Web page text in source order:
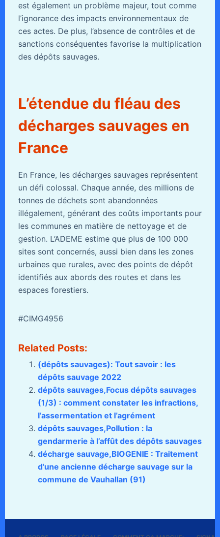
est également un problème majeur, tout comme
l’ignorance des impacts environnementaux de
ces actes. De plus, l’absence de contrôles et de
sanctions conséquentes favorise la multiplication
des dépôts sauvages.
L’étendue du fléau des
décharges sauvages en
France
En France, les décharges sauvages représentent
un défi colossal. Chaque année, des millions de
tonnes de déchets sont abandonnées
illégalement, générant des coûts importants pour
les communes en matière de nettoyage et de
gestion. L’ADEME estime que plus de 100 000
sites sont concernés, aussi bien dans les zones
urbaines que rurales, avec des points de dépôt
identifiés aux abords des routes et dans les
espaces forestiers.
#CIMG4956
Related Posts:
(dépôts sauvages): Tout savoir : les
dépôts sauvage 2022
dépôts sauvages,Focus dépôts sauvages
(1/3) : comment constater les infractions,
l’assermentation et l’agrément
dépôts sauvages,Pollution : la
gendarmerie à l’affût des dépôts sauvages
décharge sauvage,BIOGENIE : Traitement
d’une ancienne décharge sauvage sur la
commune de Vauhallan (91)